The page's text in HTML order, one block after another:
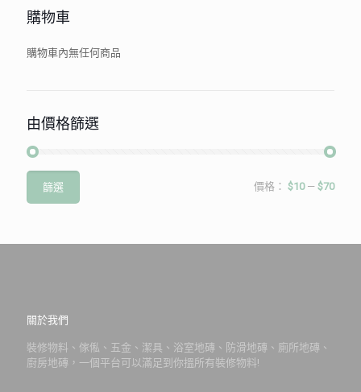
購物車
購物車內無任何商品
由價格篩選
最
價
最
價
篩選 價格： $10— $70
關於我們
裝修物料、傢俬、五金、潔具、浴室地磚、防滑地磚、廁所地磚、
廚房地磚，一個平台可以滿足到你搵所有裝修物料!